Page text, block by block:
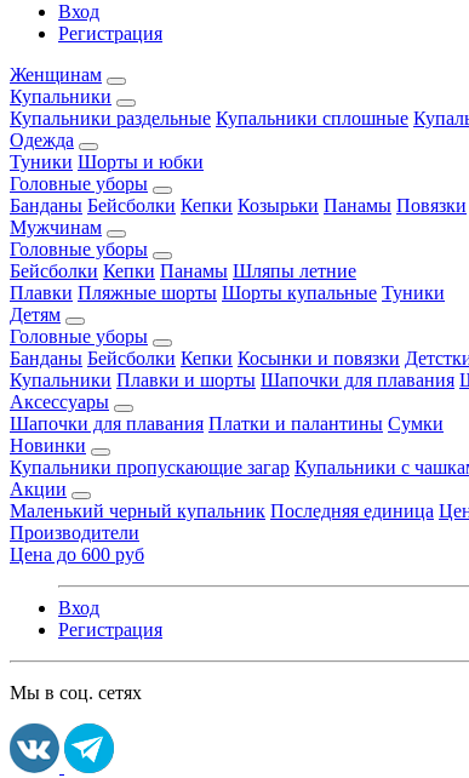
Вход
Регистрация
Женщинам
Купальники
Купальники раздельные Купальники сплошные
Одежда
Туники Шорты и юбки
Головные уборы
Банданы Бейсболки Кепки Козырьки Панамы Повязки
Мужчинам
Головные уборы
Бейсболки Кепки Панамы Шляпы летние
Плавки Пляжные шорты Шорты купальные Туники
Детям
Головные уборы
Банданы Бейсболки Кепки Косынки и повязки
Купальники Плавки и шорты Шапочки для плавания
Аксессуары
Шапочки для плавания Платки и палантины Сумки
Новинки
Купальники пропускающие загар Купальники с
Акции
Маленький черный купальник Последняя единица
Производители
Цена до 600 руб
Вход
Регистрация
Мы в соц. сетях